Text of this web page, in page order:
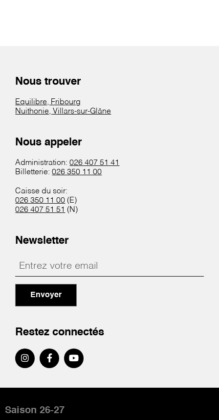
Nous trouver
Equilibre, Fribourg
Nuithonie, Villars-sur-Glâne
Nous appeler
Administration:026 407 51 41
Billetterie:026 350 11 00
Caisse du soir:
026 350 11 00 (E)
026 407 51 51 (N)
Newsletter
Envoyer
Restez connectés
de
Saison 26-27